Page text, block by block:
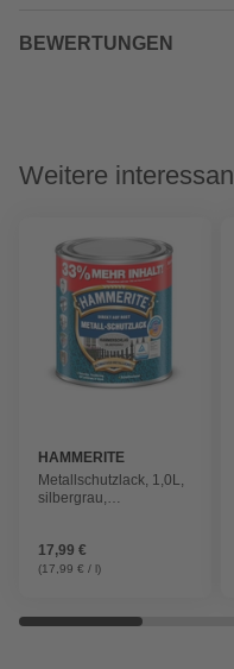
BEWERTUNGEN
Weitere
HAMMERITE
Metallschutzlack, 1,0L,
silbergrau,
17,99 €
(17,99 € / l)